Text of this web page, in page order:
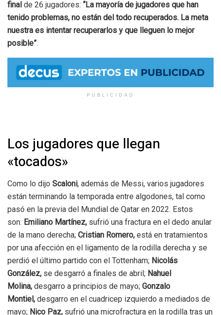
final de 26 jugadores: “La mayoría de jugadores que han
tenido problemas, no están del todo recuperados. La meta
nuestra es intentar recuperarlos y que lleguen lo mejor
posible”.
PUBLICIDAD
Los jugadores que llegan
«tocados»
Como lo dijo Scaloni, además de Messi, varios jugadores
están terminando la temporada entre algodones, tal como
pasó en la previa del Mundial de Qatar en 2022. Estos
son: Emiliano Martínez, sufrió una fractura en el dedo anular
de la mano derecha; Cristian Romero, está en tratamientos
por una afección en el ligamento de la rodilla derecha y se
perdió el último partido con el Tottenham; Nicolás
González, se desgarró a finales de abril; Nahuel
Molina, desgarro a principios de mayo; Gonzalo
Montiel, desgarro en el cuadricep izquierdo a mediados de
mayo; Nico Paz, sufrió una microfractura en la rodilla tras un